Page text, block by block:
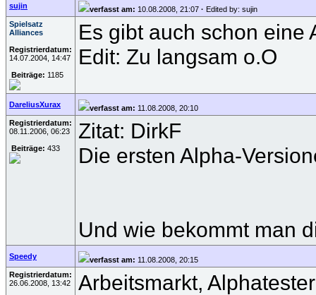
sujin verfasst am: 10.08.2008, 21:07 · Edited by: sujin
Spielsatz
Alliances
Registrierdatum:
14.07.2004, 14:47
Beiträge: 1185
Es gibt auch schon eine
Edit: Zu langsam o.O
DareliusXurax verfasst am: 11.08.2008, 20:10
Registrierdatum:
08.11.2006, 06:23
Beiträge: 433
Zitat: DirkF
Die ersten Alpha-
Und wie bekommt man
Speedy verfasst am: 11.08.2008, 20:15
Registrierdatum:
26.06.2008, 13:42
Arbeitsmarkt,